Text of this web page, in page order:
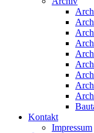
Kontakt
Impressum